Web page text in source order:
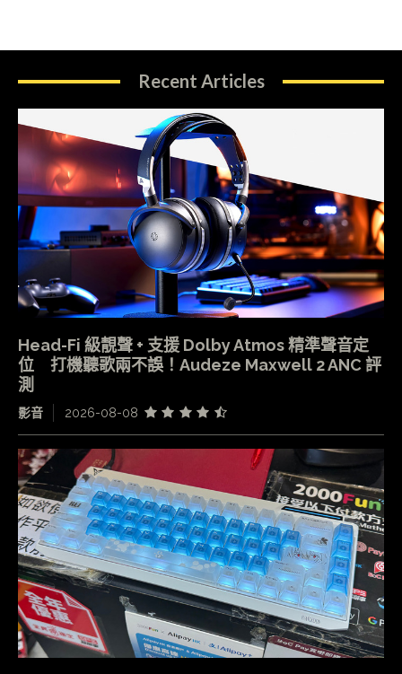
Recent Articles
Head-Fi 級靚聲 + 支援 Dolby Atmos 精準聲音定
位 打機聽歌兩不誤！Audeze Maxwell 2 ANC 評
測
影音 2026-08-08